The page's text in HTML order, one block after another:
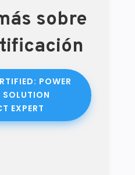
sobre
POWER
SOLUTION
EXPERT